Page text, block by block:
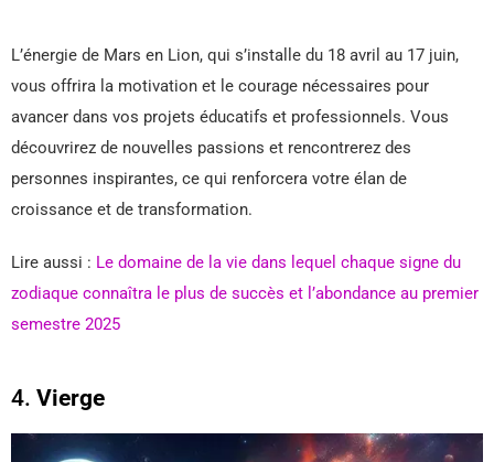
L’énergie de Mars en Lion, qui s’installe du 18 avril au 17 juin,
vous offrira la motivation et le courage nécessaires pour
avancer dans vos projets éducatifs et professionnels. Vous
découvrirez de nouvelles passions et rencontrerez des
personnes inspirantes, ce qui renforcera votre élan de
croissance et de transformation.
Lire aussi : Le domaine de la vie dans lequel chaque signe du
zodiaque connaîtra le plus de succès et l’abondance au premier
semestre 2025
4. Vierge